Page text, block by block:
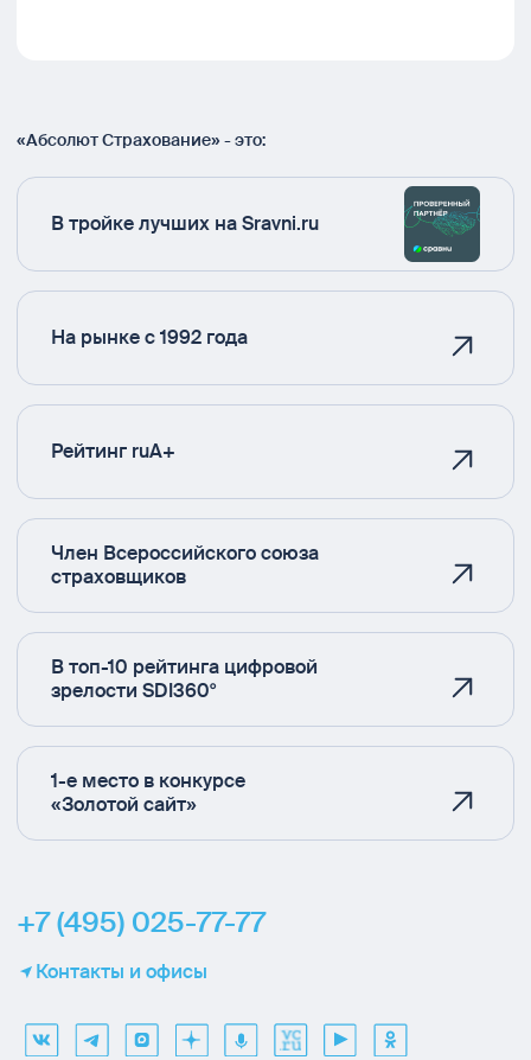
«Абсолют Страхование» - это:
В тройке лучших на Sravni.ru
На рынке с 1992 года
Рейтинг ruA+
Член Всероссийского союза
страховщиков
В топ-10 рейтинга цифровой
зрелости SDI360°
1-е место в конкурсе
«Золотой сайт»
+7 (495) 025-77-77
Контакты и офисы